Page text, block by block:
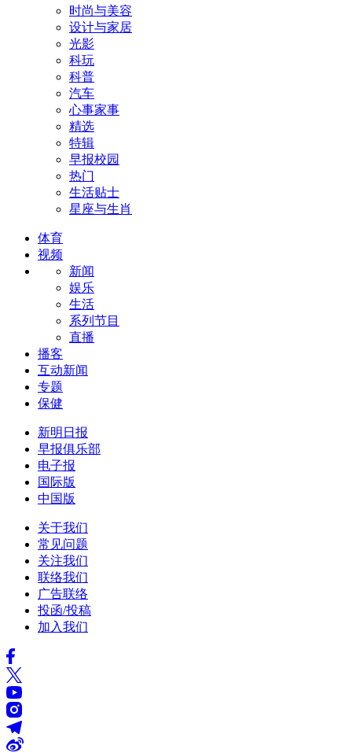
时尚与美容
设计与家居
光影
科玩
科普
汽车
心事家事
精选
特辑
早报校园
热门
生活贴士
星座与生肖
体育
视频
新闻
娱乐
生活
系列节目
直播
播客
互动新闻
专题
保健
新明日报
早报俱乐部
电子报
国际版
中国版
关于我们
常见问题
关注我们
联络我们
广告联络
投函/投稿
加入我们